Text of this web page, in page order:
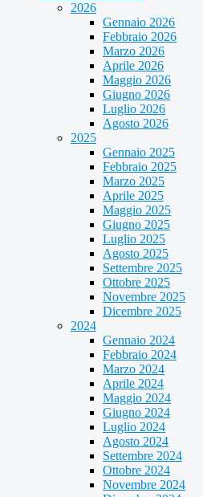
2026
Gennaio 2026
Febbraio 2026
Marzo 2026
Aprile 2026
Maggio 2026
Giugno 2026
Luglio 2026
Agosto 2026
2025
Gennaio 2025
Febbraio 2025
Marzo 2025
Aprile 2025
Maggio 2025
Giugno 2025
Luglio 2025
Agosto 2025
Settembre 2025
Ottobre 2025
Novembre 2025
Dicembre 2025
2024
Gennaio 2024
Febbraio 2024
Marzo 2024
Aprile 2024
Maggio 2024
Giugno 2024
Luglio 2024
Agosto 2024
Settembre 2024
Ottobre 2024
Novembre 2024